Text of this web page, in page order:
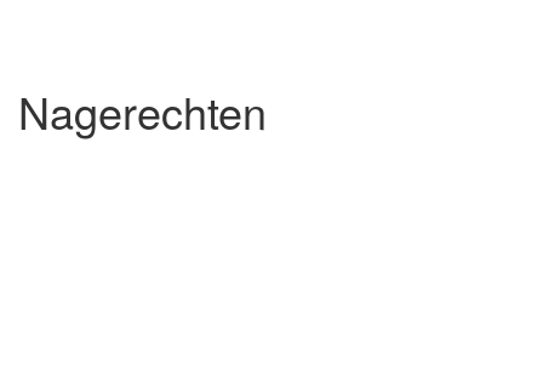
Nagerechten